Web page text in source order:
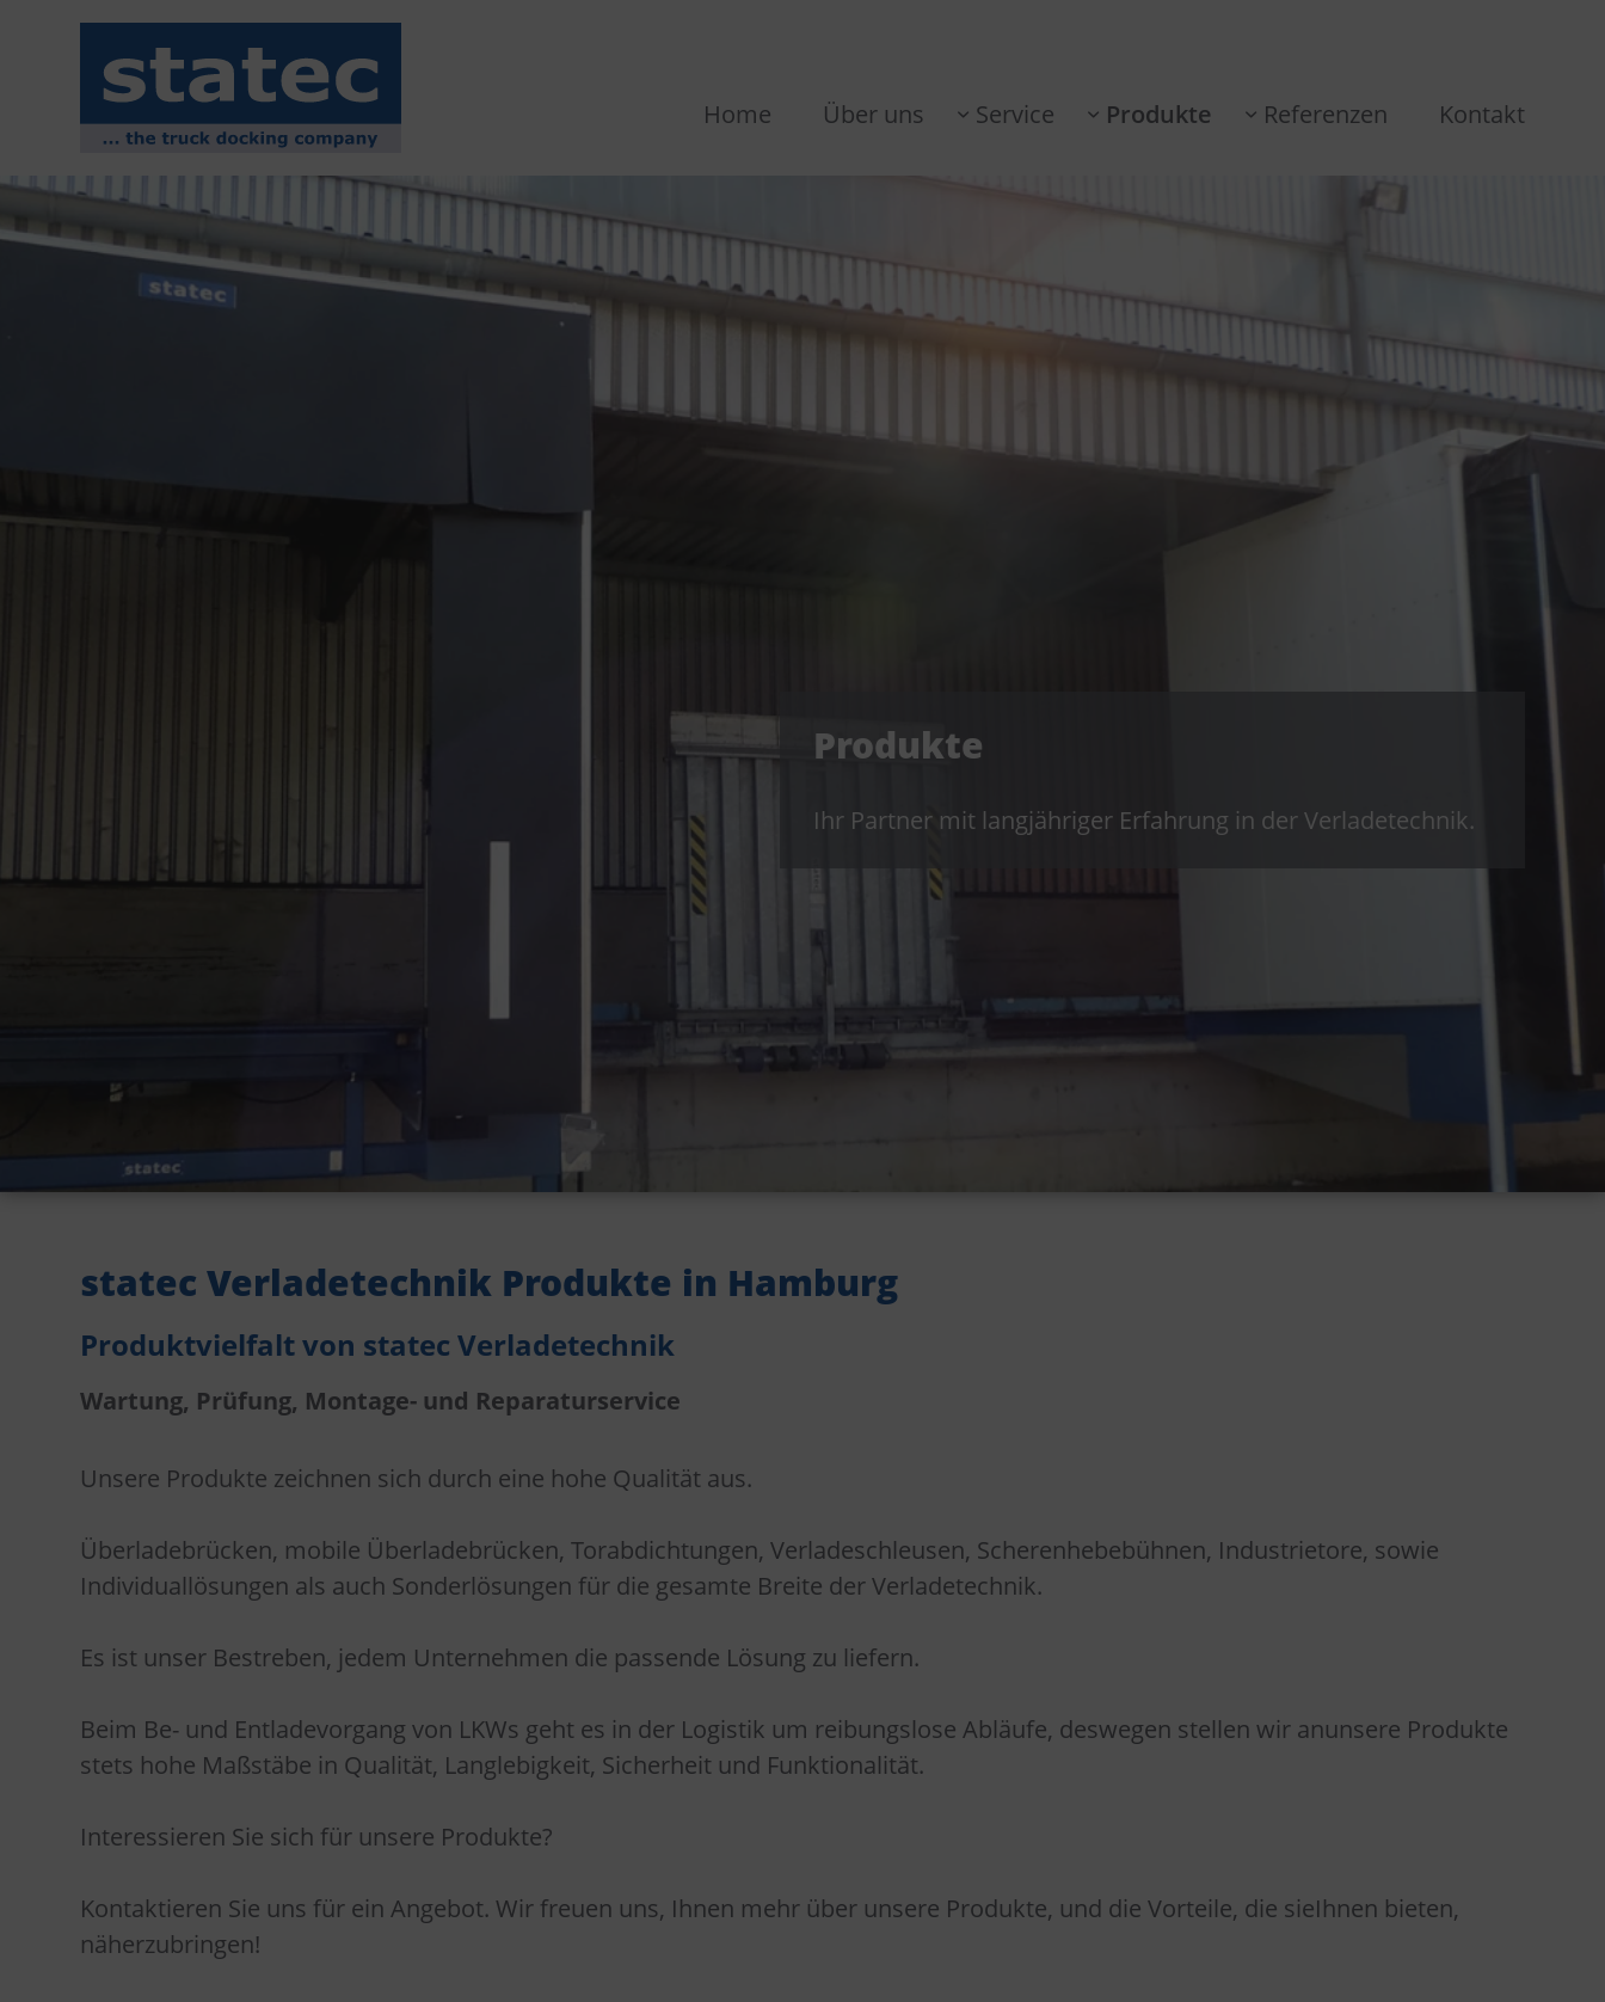
Home Über uns Service Produkte Referenzen Kontakt
Produkte
Ihr Partner mit langjähriger Erfahrung in der Verladetechnik.
statec Verladetechnik Produkte in Hamburg
Produktvielfalt von statec Verladetechnik
Wartung, Prüfung, Montage- und Reparaturservice
Unsere Produkte zeichnen sich durch eine hohe Qualität aus.
Überladebrücken, mobile Überladebrücken, Torabdichtungen, Verladeschleusen, Scherenhebebühnen, Industrietore, sowie
Individuallösungen als auch Sonderlösungen für die gesamte Breite der Verladetechnik.
Es ist unser Bestreben, jedem Unternehmen die passende Lösung zu liefern.
Beim Be- und Entladevorgang von LKWs geht es in der Logistik um reibungslose Abläufe, deswegen stellen wir anunsere Produkte
stets hohe Maßstäbe in Qualität, Langlebigkeit, Sicherheit und Funktionalität.
Interessieren Sie sich für unsere Produkte?
Kontaktieren Sie uns für ein Angebot. Wir freuen uns, Ihnen mehr über unsere Produkte, und die Vorteile, die sieIhnen bieten,
näherzubringen!